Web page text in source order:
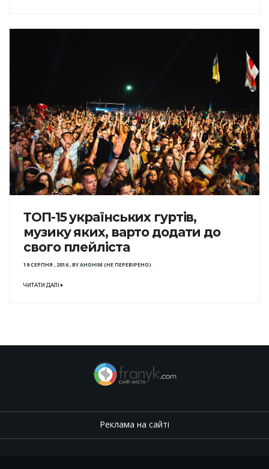
ТОП-15 українських гуртів,
музику яких, варто додати до
свого плейліста
19 СЕРПНЯ , 2016,BYАНОНІМ (НЕ ПЕРЕВІРЕНО)
ЧИТАТИ ДАЛІ
Реклама на сайті